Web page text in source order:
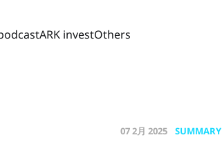
ARK investOthers
07 2月 2025 SUMMARY